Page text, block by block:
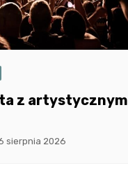
z artystycznym
sierpnia 2026